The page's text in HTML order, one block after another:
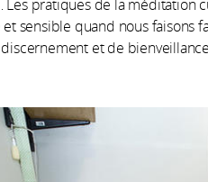
Les pratiques de la méditation
et sensible quand nous faisons
et de